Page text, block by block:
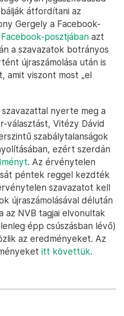
átfordítani az
Gergely a Facebook-
Facebook-posztjában azt
a szavazatok botrányos
újraszámolása után is
amit viszont most „el
nyerte meg a
választást, Vitézy Dávid
szabálytalanságok
ezért szerdán
. Az érvénytelen
péntek reggel kezdték
szavazatot kell
újraszámolásával délután
NVB tagjai elvonultak
épp csúszásban lévő)
az eredményeket. Az
itt követtük.